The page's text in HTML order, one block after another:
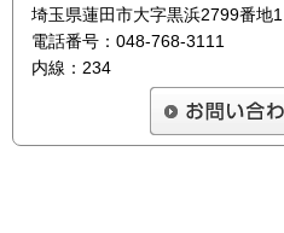
埼玉県蓮田市大字黒浜2799番地1
電話番号：048-768-3111
内線：234